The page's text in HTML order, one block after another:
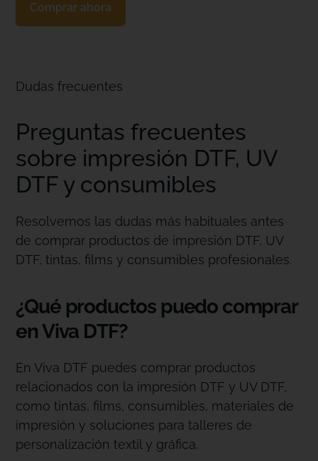
Comprar ahora
Dudas frecuentes
Preguntas frecuentes
sobre impresión DTF, UV
DTF y consumibles
Resolvemos las dudas más habituales antes
de comprar productos de impresión DTF, UV
DTF, tintas, films y consumibles profesionales.
¿Qué productos puedo comprar
en Viva DTF?
En Viva DTF puedes comprar productos
relacionados con la impresión DTF y UV DTF,
como tintas, films, consumibles, materiales de
impresión y soluciones para talleres de
personalización textil y gráfica.